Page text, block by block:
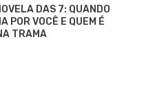
DAS 7: QUANDO
POR VOCÊ E QUEM É
TRAMA